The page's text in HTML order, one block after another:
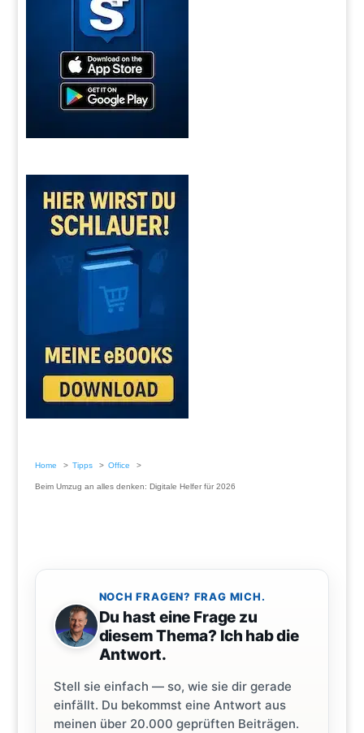
Home Tipps Office
Beim Umzug an alles denken: Digitale Helfer für 2026
NOCH FRAGEN? FRAG MICH.
Du hast eine Frage zu
diesem Thema? Ich hab die
Antwort.
Stell sie einfach — so, wie sie dir gerade
einfällt. Du bekommst eine Antwort aus
meinen über 20.000 geprüften Beiträgen.